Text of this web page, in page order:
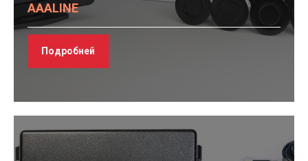
AAALINE
Подробней